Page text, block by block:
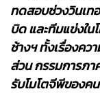
ทดสอบช่วงวินเท
บิด และทีมแข่งใ
ช้างฯ ทั้งเรื่องค
ส่วน กรรมการภ
รับโมโตจีพีของค